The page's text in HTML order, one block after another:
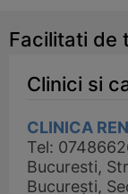
Facilitati de
Clinici si
CLINICA
Tel:
Bucuresti,
București,